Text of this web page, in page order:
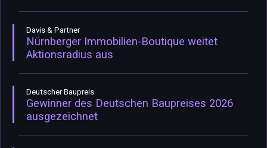
Davis & Partner
Nürnberger Immobilien-Boutique weitet
Aktionsradius aus
Deutscher Baupreis
Gewinner des Deutschen Baupreises 2026
ausgezeichnet